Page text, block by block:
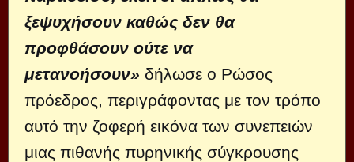
ξεψυχήσουν καθώς δεν θα
προφθάσουν ούτε να
μετανοήσουν» δήλωσε ο Ρώσος
πρόεδρος, περιγράφοντας με τον τρόπο
αυτό την ζοφερή εικόνα των συνεπειών
μιας πιθανής πυρηνικής σύγκρουσης